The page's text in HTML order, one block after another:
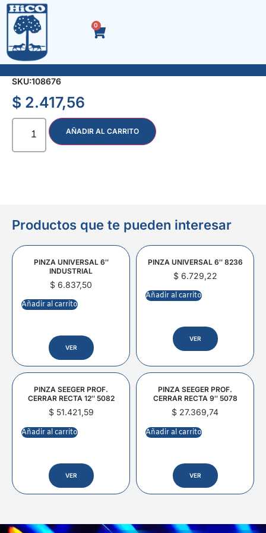
0
RODILLO LANA COMUN 17 cm
SKU:108676
$ 2.417,56
AÑADIR AL CARRITO
Productos que te pueden interesar
PINZA UNIVERSAL 6″
INDUSTRIAL
$ 6.837,50
Añadir al carrito
VER
PINZA UNIVERSAL 6″ 8236
$6.729,22
Añadir al carrito
VER
PINZA SEEGER PROF.
CERRAR RECTA 12″ 5082
$51.421,59
Añadir al carrito
VER
PINZA SEEGER PROF.
CERRAR RECTA 9″ 5078
$ 27.369,74
Añadir al carrito
VER